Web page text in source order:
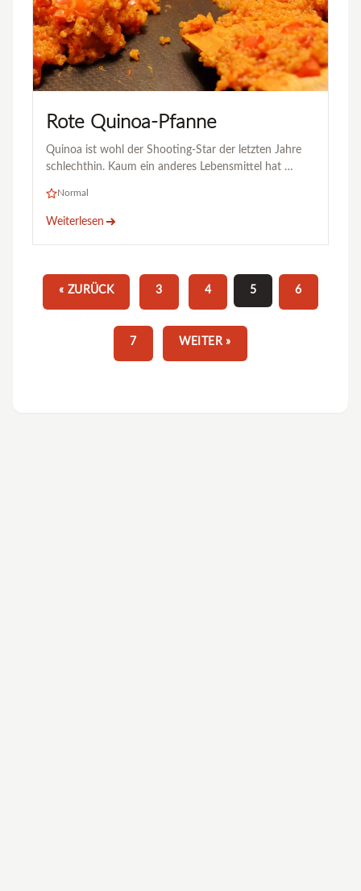
Rote Quinoa-Pfanne
Quinoa ist wohl der Shooting-Star der letzten Jahre
schlechthin. Kaum ein anderes Lebensmittel hat …
Normal
Weiterlesen
« ZURÜCK 3 4 5 6
7 WEITER »